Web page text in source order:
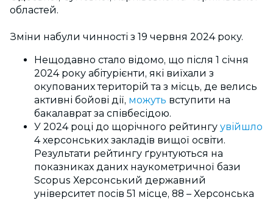
областей.
Зміни набули чинності з 19 червня 2024 року.
Нещодавно стало відомо, що після 1 січня
2024 року абітурієнти, які виїхали з
окупованих територій та з місць, де велись
активні бойові дії, можуть вступити на
бакалаврат за співбесідою.
У 2024 році до щорічного рейтингу увійшло
4 херсонських закладів вищої освіти.
Результати рейтингу ґрунтуються на
показниках даних наукометричної бази
Scopus Херсонський державний
університет посів 51 місце, 88 – Херсонська